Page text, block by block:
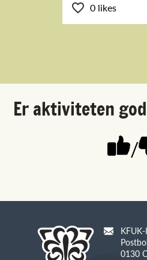
0 likes
Er aktiviteten
/
0130